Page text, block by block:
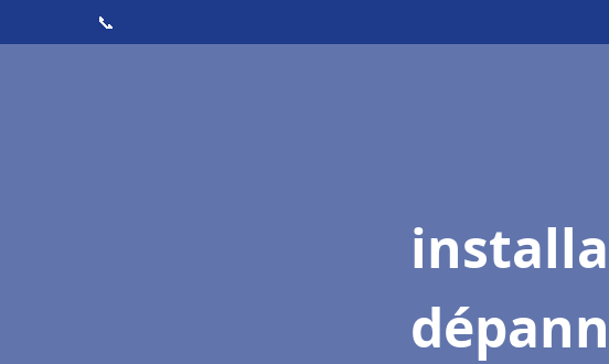
📞